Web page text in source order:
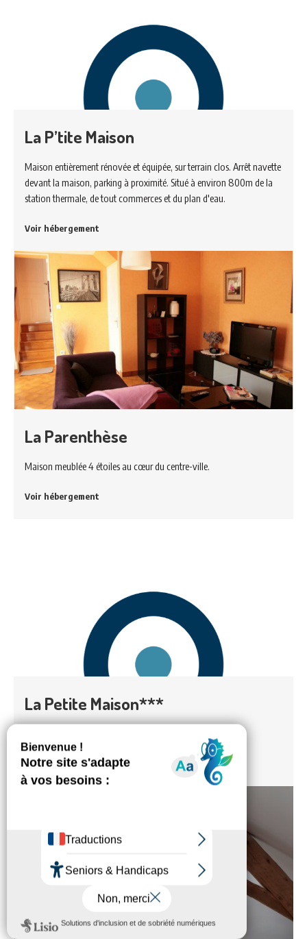
La P’tite Maison
Maison entièrement rénovée et équipée, sur terrain clos. Arrêt navette
devant la maison, parking à proximité. Situé à environ 800m de la
station thermale, de tout commerces et du plan d'eau.
Voir hébergement
La Parenthèse
Maison meublée 4 étoiles au cœur du centre-ville.
Voir hébergement
La Petite Maison***
Voir hébergement